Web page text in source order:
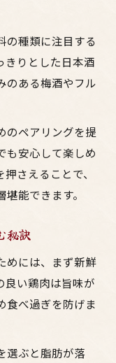
の種類に注目する
きりとした日本酒
のある梅酒やフル
のペアリングを提
も安心して楽しめ
さえることで、
能できます。
秘訣
めには、まず新鮮
良い鶏肉は旨味が
食べ過ぎを防げま
選ぶと脂肪が落